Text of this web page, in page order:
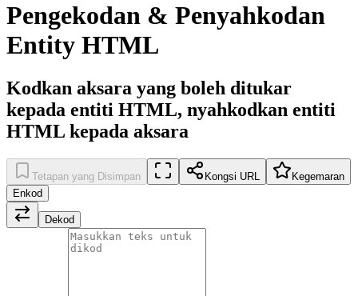
Pengekodan & Penyahkodan
Entity HTML
Kodkan aksara yang boleh ditukar
kepada entiti HTML, nyahkodkan entiti
HTML kepada aksara
Tetapan yang Disimpan Kongsi URL
Kegemaran
Enkod
Dekod